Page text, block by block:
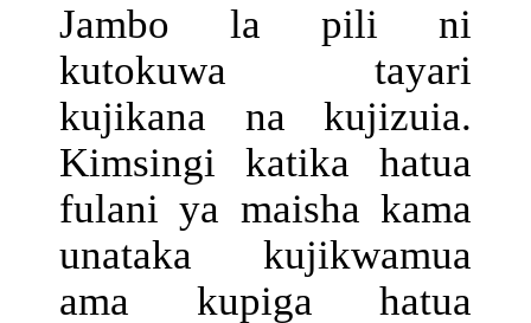
Jambo la pili ni
kutokuwa tayari
kujikana na kujizuia.
Kimsingi katika hatua
fulani ya maisha kama
unataka kujikwamua
ama kupiga hatua